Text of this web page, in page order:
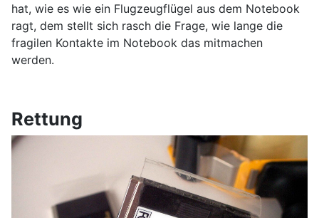
hat, wie es wie ein Flugzeugflügel aus dem Notebook
ragt, dem stellt sich rasch die Frage, wie lange die
fragilen Kontakte im Notebook das mitmachen
werden.
Rettung